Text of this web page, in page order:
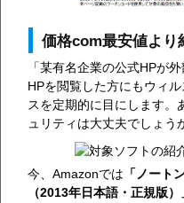
価格com最安値より
「某有名企業の公式HPが
HPを閲覧した方にもウィ
スを定期的に目にします。
ュリティは大丈夫でしょう
今、Amazonでは 「ノート
（2013年日本語・正規版